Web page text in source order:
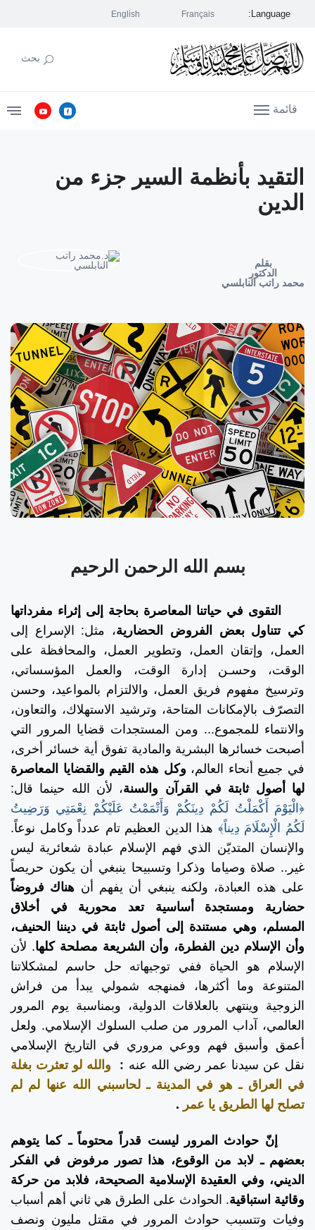
Language:
English Français
بحث
قائمة
التقيد بأنظمة السير جزء من
الدين
بقلم
الدكتور
محمد راتب النابلسي
بسم الله الرحمن الرحيم
التقوى في حياتنا المعاصرة بحاجة إلى إثراء مفرداتها
كي تتناول بعض الفروض الحضارية، مثل: الإسراع إلى
العمل، وإتقان العمل، وتطوير العمل، والمحافظة على
الوقت، وحسـن إدارة الوقت، والعمل المؤسساتي،
وترسيخ مفهوم فريق العمل، والالتزام بالمواعيد، وحسن
التصرّف بالإمكانات المتاحة، وترشيد الاستهلاك، والتعاون،
والانتماء للمجموع... ومن المستجدات قضايا المرور التي
أصبحت خسائرها البشرية والمادية تفوق أية خسائر أخرى،
في جميع أنحاء العالم، وكل هذه القيم والقضايا المعاصرة
لها أصول ثابتة في القرآن والسنة، لأن الله حينما قال:
﴿الْيَوْمَ أَكْمَلْتُ لَكُمْ دِينَكُمْ وَأَتْمَمْتُ عَلَيْكُمْ نِعْمَتِي وَرَضِيتُ
لَكُمُ الْإِسْلَامَ دِيناً﴾ هذا الدين العظيم تام عدداً وكامل نوعاً.
والإنسان المتديّن الذي فهم الإسلام عبادة شعائرية ليس
غير.. صلاة وصياما وذكرا وتسبيحا ينبغي أن يكون حريصاً
على هذه العبادة، ولكنه ينبغي أن يفهم أن هناك فروضاً
حضارية ومستجدة أساسية تعد محورية في أخلاق
المسلم، وهي مستندة إلى أصول ثابتة في ديننا الحنيف،
وأن الإسلام دين الفطرة، وأن الشريعة مصلحة كلها. لأن
الإسلام هو الحياة ففي توجيهاته حل حاسم لمشكلاتنا
المتنوعة وما أكثرها، فمنهجه شمولي يبدأ من فراش
الزوجية وينتهي بالعلاقات الدولية، وبمناسبة يوم المرور
العالمي، آداب المرور من صلب السلوك الإسلامي. ولعل
أعمق وأسبق فهم ووعي مروري في التاريخ الإسلامي
نقل عن سيدنا عمر رضي الله عنه :
والله لو تعثرت بغلة
في العراق ـ هو في المدينة ـ لحاسبني الله عنها لم لم
تصلح لها الطريق يا عمر .
إنّ حوادث المرور ليست قدراً محتوماً ـ كما يتوهم
بعضهم ـ لابد من الوقوع، هذا تصور مرفوض في الفكر
الديني، وفي العقيدة الإسلامية الصحيحة، فلابد من حركة
وقائية استباقية. الحوادث على الطرق هي ثاني أهم أسباب
وفيات وتتسبب حوادث المرور في مقتل مليون ونصف